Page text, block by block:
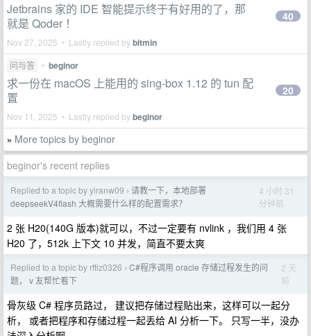
Jetbrains 家的 IDE 智能提示终于有好用的了，那
就是 Qoder ！
Nov 27, 2025 • Lastly replied bybitmin
40
问与答 • beginor
求一份在 macOS 上能用的 sing-box 1.12 的 tun 配
置
Nov 11, 2025 • Lastly replied bybeginor
20
» More topics by beginor
beginor's recent replies
Replied to a topic by yiranw09 › 请教一下，本地部署
deepseekV4flash 大概需要什么样的配置需求？
4 小时 31
分钟前
2 张 H20(140G 版本)就可以，不过一定要有 nvlink ，我们用 4 张
H20 了，512k 上下文 10 并发，简直不要太爽
Replied to a topic by rftlz0326 › C#程序调用 oracle 存储过程发生的问
题， v 友帮忙看下
2 天
前
骨灰级 C# 程序员路过， 建议把存储过程贴出来，这样可以一起分
析， 或者把程序和存储过程一起丢给 AI 分析一下。 只写一半，没办